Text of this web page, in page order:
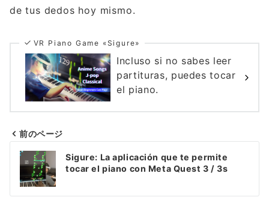
de tus dedos hoy mismo.
VR Piano Game «Sigure»
Incluso si no sabes leer
partituras, puedes tocar
el piano.
Navegación
de
entradas
前のページ
Sigure: La aplicación que te permite
tocar el piano con Meta Quest 3 / 3s